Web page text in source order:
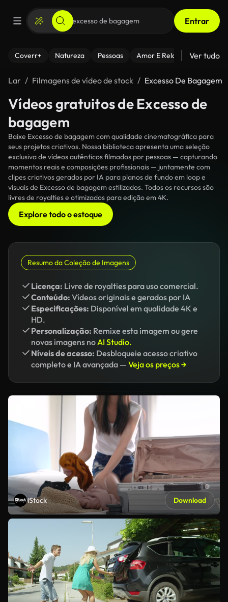
Entrar
Coverr+ Natureza Pessoas Amor E Relacionamentos
Ver tudo
Lar Filmagens de vídeo de stock Excesso De Bagagem
Vídeos gratuitos de Excesso de
bagagem
Baixe Excesso de bagagem com qualidade cinematográfica para
seus projetos criativos. Nossa biblioteca apresenta uma seleção
exclusiva de vídeos autênticos filmados por pessoas — capturando
momentos reais e composições profissionais — juntamente com
clipes criativos gerados por IA para planos de fundo em loop e
visuais de Excesso de bagagem estilizados. Todos os recursos são
livres de royalties e otimizados para edição em 4K.
Explore todo o estoque
Resumo da Coleção de Imagens
Licença: Livre de royalties para uso comercial.
Conteúdo: Vídeos originais e gerados por IA
Especificações: Disponível em qualidade 4K e
HD.
Personalização: Remixe esta imagem ou gere
novas imagens noAI Studio.
Níveis de acesso: Desbloqueie acesso criativo
completo e IA avançada — Veja os preços →
iStock Download